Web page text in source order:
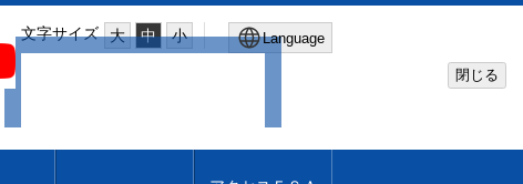
文字サイズ 大 中 小 Language
閉じる